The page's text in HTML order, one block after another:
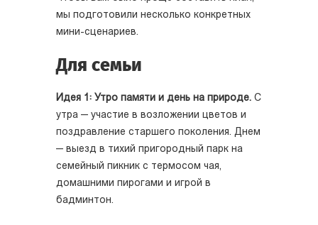
мы подготовили несколько конкретных
мини-сценариев.
Для семьи
Идея 1: Утро памяти и день на природе. С
утра — участие в возложении цветов и
поздравление старшего поколения. Днем
— выезд в тихий пригородный парк на
семейный пикник с термосом чая,
домашними пирогами и игрой в
бадминтон.